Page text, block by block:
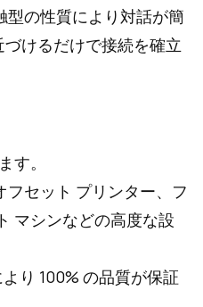
型の性質により対話が簡
けるだけで接続を確立
す。
フセット プリンター、フ
マシンなどの高度な設
り 100% の品質が保証